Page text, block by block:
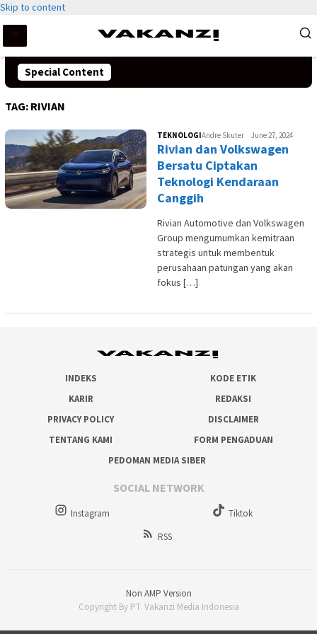
Skip to content
Special Content
TAG: RIVIAN
TEKNOLOGIAndre Skuter June 27, 2024
Rivian dan Volkswagen
Bersatu Ciptakan
Teknologi Kendaraan
Canggih
Rivian Automotive dan Volkswagen
Group mengumumkan kemitraan
strategis untuk membentuk
perusahaan patungan yang akan
fokus […]
INDEKS
KODE ETIK
KARIR
REDAKSI
PRIVACY POLICY
DISCLAIMER
TENTANG KAMI
FORM PENGADUAN
PEDOMAN MEDIA SIBER
SOCIAL NETWORK
Instagram
Tiktok
RSS
Non AMP Version
Copyright By PT. Vakanzi Media Indonesia